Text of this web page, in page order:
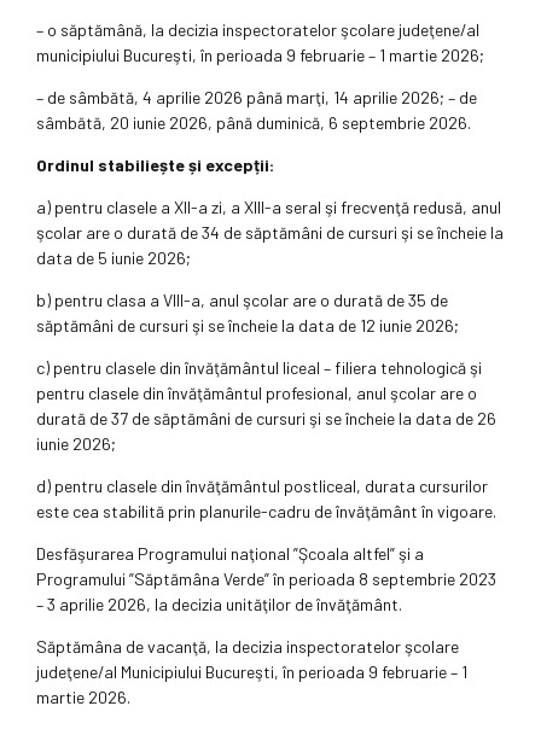
– o săptămână, la decizia inspectoratelor şcolare judeţene/al
municipiului Bucureşti, în perioada 9 februarie – 1 martie 2026;
– de sâmbătă, 4 aprilie 2026 până marţi, 14 aprilie 2026; – de
sâmbătă, 20 iunie 2026, până duminică, 6 septembrie 2026.
Ordinul stabiliește și excepții:
a) pentru clasele a XII-a zi, a XIII-a seral şi frecvenţă redusă, anul
şcolar are o durată de 34 de săptămâni de cursuri şi se încheie la
data de 5 iunie 2026;
b) pentru clasa a VIII-a, anul şcolar are o durată de 35 de
săptămâni de cursuri şi se încheie la data de 12 iunie 2026;
c) pentru clasele din învăţământul liceal – filiera tehnologică şi
pentru clasele din învăţământul profesional, anul şcolar are o
durată de 37 de săptămâni de cursuri şi se încheie la data de 26
iunie 2026;
d) pentru clasele din învăţământul postliceal, durata cursurilor
este cea stabilită prin planurile-cadru de învăţământ în vigoare.
Desfăşurarea Programului naţional ”Şcoala altfel” şi a
Programului ”Săptămâna Verde” în perioada 8 septembrie 2023
– 3 aprilie 2026, la decizia unităţilor de învăţământ.
Săptămâna de vacanţă, la decizia inspectoratelor şcolare
judeţene/al Municipiului Bucureşti, în perioada 9 februarie – 1
martie 2026.